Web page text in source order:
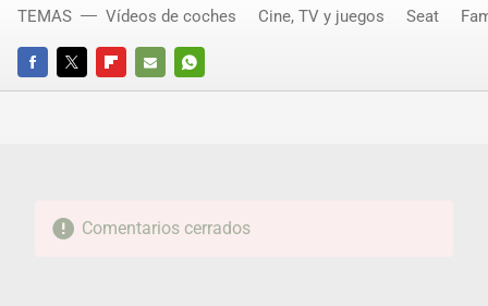
FACEBOOKTWITTERFLIPBOARD
E-
WHATSAPP
TEMAS Vídeos de coches Cine, TV y juegos Seat
Comentarios cerrados